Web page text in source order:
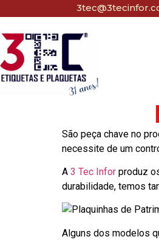
São peça chave no
necessite de um
A 3 Tec Infor produz
durabilidade, temos
Alguns dos modelos